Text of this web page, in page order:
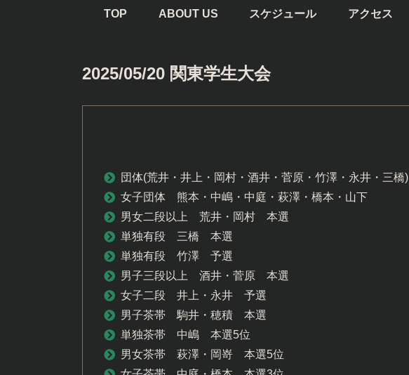
TOP ABOUT US スケジュール アクセス
2025/05/20 関東学生大会
団体(荒井・井上・岡村・酒井・菅原・竹澤・永井・三橋)
女子団体 熊本・中嶋・中庭・萩澤・橋本・山下
男女二段以上 荒井・岡村 本選
単独有段 三橋 本選
単独有段 竹澤 予選
男子三段以上 酒井・菅原 本選
女子二段 井上・永井 予選
男子茶帯 駒井・穂積 本選
単独茶帯 中嶋 本選5位
男女茶帯 萩澤・岡嵜 本選5位